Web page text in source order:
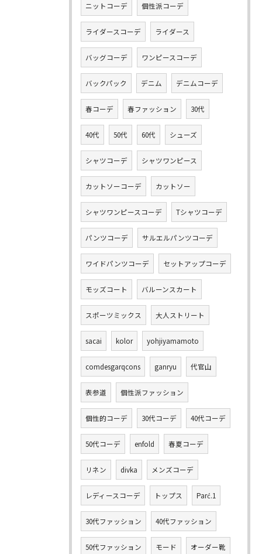
ニットコーデ 個性派コーデ
ライダースコーデ ライダース
バッグコーデ ワンピースコーデ
バックパック デニム デニムコーデ
春コーデ 春ファッション 30代
40代 50代 60代 シューズ
シャツコーデ シャツワンピース
カットソーコーデ カットソー
シャツワンピースコーデ Tシャツコーデ
パンツコーデ サルエルパンツコーデ
ワイドパンツコーデ セットアップコーデ
モッズコート バルーンスカート
スポーツミックス 大人ストリート
sacai kolor yohjiyamamoto
comdesgarqcons ganryu 代官山
表参道 個性派ファッション
個性的コーデ 30代コーデ 40代コーデ
50代コーデ enfold 春夏コーデ
リネン divka メンズコーデ
レディースコーデ トップス Parć.1
30代ファッション 40代ファッション
50代ファッション モード オーダー靴